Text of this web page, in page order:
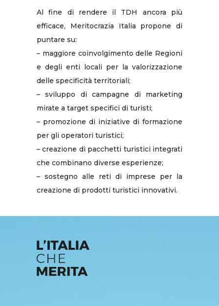
Al fine di rendere il TDH ancora più
efficace, Meritocrazia Italia propone di
puntare su:
– maggiore coinvolgimento delle Regioni
e degli enti locali per la valorizzazione
delle specificità territoriali;
– sviluppo di campagne di marketing
mirate a target specifici di turisti;
– promozione di iniziative di formazione
per gli operatori turistici;
– creazione di pacchetti turistici integrati
che combinano diverse esperienze;
– sostegno alle reti di imprese per la
creazione di prodotti turistici innovativi.